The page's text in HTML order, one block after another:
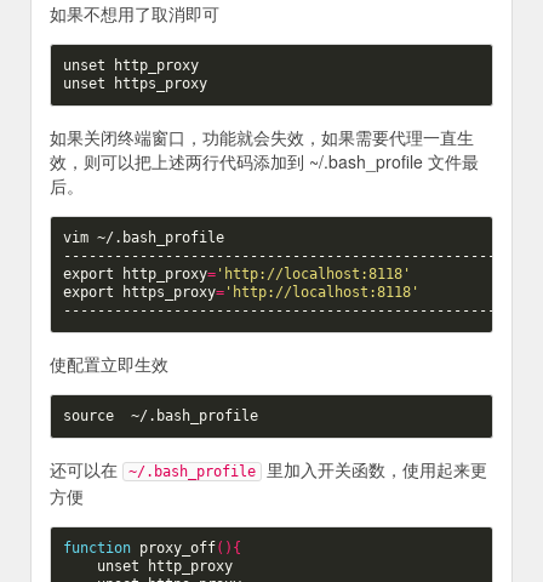
如果不想用了取消即可
unset
unset
如果关闭终端窗口，功能就会失效，如果需要代理一直生
效，则可以把上述两行代码添加到 ~/.bash_profile 文件最
后。
vim ~/.bash_profile
export
http_proxy= 'http://localhost:8118'
export
https_proxy= 'http://localhost:8118'
使配置立即生效
source
还可以在 ~/.bash_profile
里加入开关函数，使用起来更
方便
function proxy_off(){
unset http_proxy